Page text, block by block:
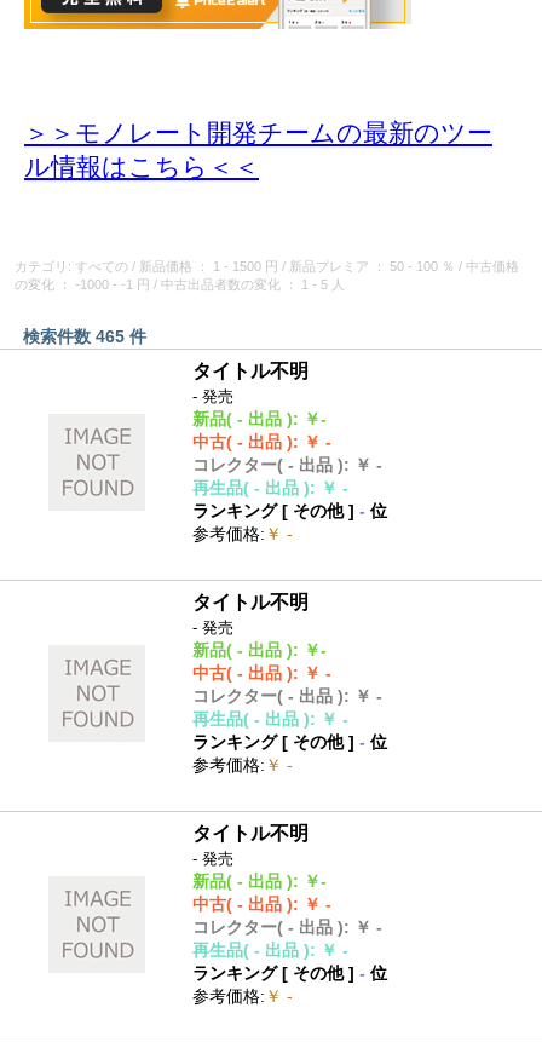
＞＞モノレート開発チームの最新のツー
ル情報はこちら＜＜
カテゴリ: すべての / 新品価格 ： 1 - 1500 円 / 新品プレミア ： 50 - 100 ％ / 中古価格
の変化
： -1000 - -1 円 / 中古出品者数の変化 ： 1 - 5 人
検索件数 465 件
タイトル不明
- 発売
新品( - 出品 ): ￥-
中古( - 出品 ): ￥ -
コレクター( - 出品 ): ￥ -
再生品( - 出品 ): ￥ -
ランキング [ その他]- 位
参考価格: ￥ -
タイトル不明
- 発売
新品( - 出品 ): ￥-
中古( - 出品 ): ￥ -
コレクター( - 出品 ): ￥ -
再生品( - 出品 ): ￥ -
ランキング [ その他]- 位
参考価格: ￥ -
タイトル不明
- 発売
新品( - 出品 ): ￥-
中古( - 出品 ): ￥ -
コレクター( - 出品 ): ￥ -
再生品( - 出品 ): ￥ -
ランキング [ その他]- 位
参考価格: ￥ -